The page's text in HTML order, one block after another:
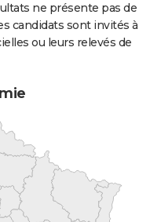
ne présente pas de
candidats sont invités à
ou leurs relevés de